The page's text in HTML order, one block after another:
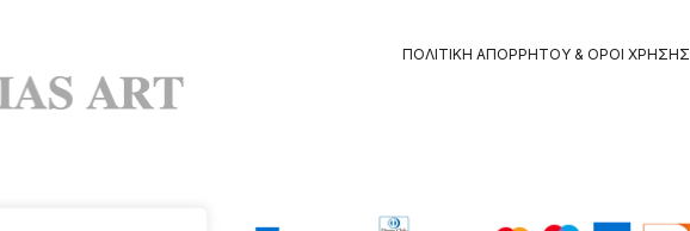
ΠΟΛΙΤΙΚΉ ΑΠΟΡΡΉΤΟΥ & ΌΡΟΙ ΧΡΉΣΗΣ